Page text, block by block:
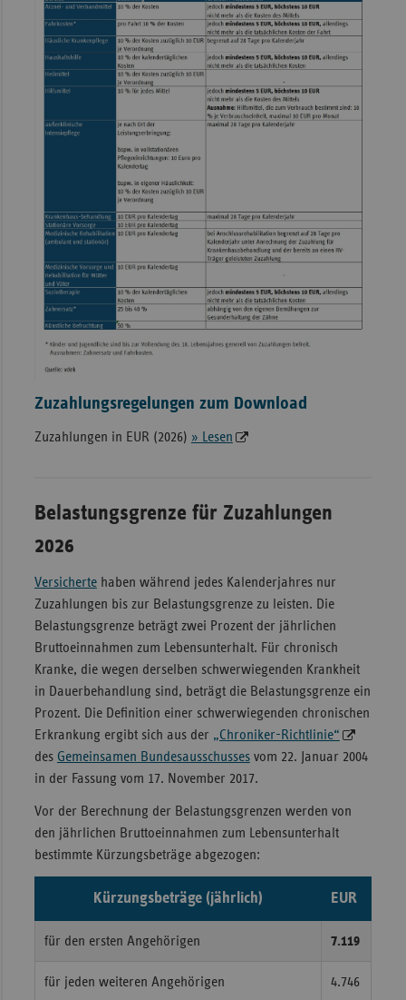
Zuzahlungsregelungen zum Download
Zuzahlungen in EUR (2026) » Lesen
Belastungsgrenze für Zuzahlungen
2026
Versichertehaben während jedes Kalenderjahres nur
Zuzahlungen bis zur Belastungsgrenze zu leisten. Die
Belastungsgrenze beträgt zwei Prozent der jährlichen
Bruttoeinnahmen zum Lebensunterhalt. Für chronisch
Kranke, die wegen derselben schwerwiegenden Krankheit
in Dauerbehandlung sind, beträgt die Belastungsgrenze ein
Prozent. Die Definition einer schwerwiegenden chronischen
Erkrankung ergibt sich aus der „Chroniker-Richtlinie“
des Gemeinsamen Bundesausschussesvom 22. Januar 2004
in der Fassung vom 17. November 2017.
Vor der Berechnung der Belastungsgrenzen werden von
den jährlichen Bruttoeinnahmen zum Lebensunterhalt
bestimmte Kürzungsbeträge abgezogen:
Kürzungsbeträge (jährlich) EUR
für den ersten Angehörigen 7.119
für jeden weiteren Angehörigen 4.746